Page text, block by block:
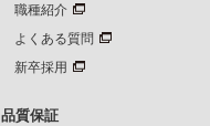
職種紹介
よくある質問
新卒採用
品質保証